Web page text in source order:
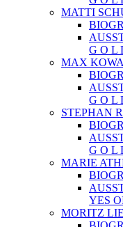
MATTI
G O L
MAX
G O L
STEPHAN
G O L
MARIE
YES
MORITZ